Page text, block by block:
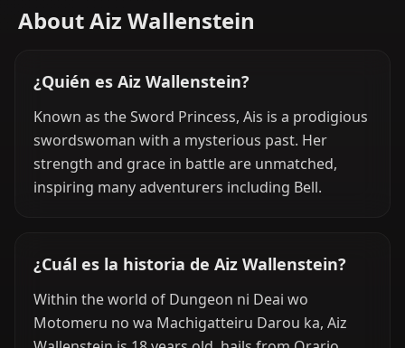
About Aiz Wallenstein
¿Quién es Aiz Wallenstein?
Known as the Sword Princess, Ais is a prodigious
swordswoman with a mysterious past. Her
strength and grace in battle are unmatched,
inspiring many adventurers including Bell.
¿Cuál es la historia de Aiz Wallenstein?
Within the world of Dungeon ni Deai wo
Motomeru no wa Machigatteiru Darou ka, Aiz